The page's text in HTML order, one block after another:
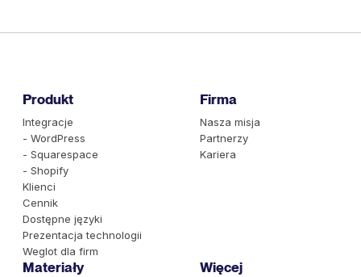
Produkt
Integracje
- WordPress
- Squarespace
- Shopify
Klienci
Cennik
Dostępne języki
Prezentacja technologii
Weglot dla firm
Firma
Nasza misja
Partnerzy
Kariera
Materiały Więcej